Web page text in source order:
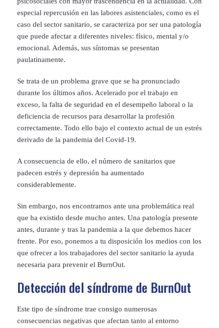
especial repercusión en las labores asistenciales, como es el
caso del sector sanitario, se caracteriza por ser una patología
que puede afectar a diferentes niveles: físico, mental y/o
emocional. Además, sus síntomas se presentan
paulatinamente.
Se trata de un problema grave que se ha pronunciado
durante los últimos años. Acelerado por el trabajo en
exceso, la falta de seguridad en el desempeño laboral o la
deficiencia de recursos para desarrollar la profesión
correctamente. Todo ello bajo el contexto actual de un estrés
derivado de la pandemia del Covid-19.
A consecuencia de ello, el número de sanitarios que
padecen estrés y depresión ha aumentado
considerablemente.
Sin embargo, nos encontramos ante una problemática real
que ha existido desde mucho antes. Una patología presente
antes, durante y tras la pandemia a la que debemos hacer
frente. Por eso, ponemos a tu disposición los medios con los
que ofrecer a los trabajadores del sector sanitario la ayuda
necesaria para prevenir el BurnOut.
Detección del síndrome de BurnOut
Este tipo de síndrome trae consigo numerosas
consecuencias negativas que afectan tanto al entorno